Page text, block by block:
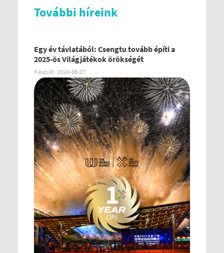
További híreink
Egy év távlatából: Csengtu tovább építi a
2025-ös Világjátékok örökségét
Készült 2026-08-07